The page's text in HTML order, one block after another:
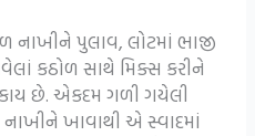
નાખીને પુલાવ, લોટમાં ભાજી
કઠોળ સાથે મિક્સ કરીને
છે. એકદમ ગળી ગયેલી
નાખીને ખાવાથી એ સ્વાદમાં